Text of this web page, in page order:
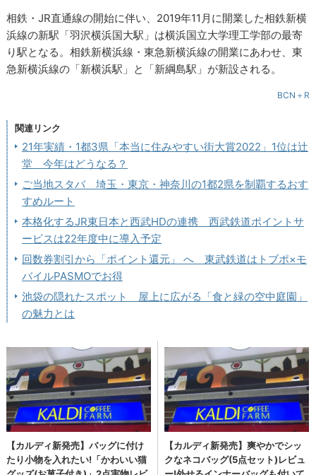
相鉄・JR直通線の開始に伴い、2019年11月に開業した相鉄新横
浜線の新駅「羽沢横浜国大駅」は横浜国立大学理工学部の最寄
り駅となる。相鉄新横浜線・東急新横浜線の開業にあわせ、東
急新横浜線の「新横浜駅」と「新綱島駅」が新設される。
BCN＋R
関連リンク
21年実績・1都3県「本当に住みやすい街大賞2022」1位は辻
堂 今年はどうなる？
ご当地スタバ 埼玉・東京・神奈川の1都2県を制覇するおす
すめルート
本格化するJR東日本と西武HDの連携 西武鉄道ポイントサ
ービスは22年度中に導入予定
回数券割引から「ポイント還元」 へ 東武鉄道はトブポ×モ
バイルPASMOでお得
池袋の隠れたスポット 屋上に広がる「食と緑の空中庭園」
の魅力とは